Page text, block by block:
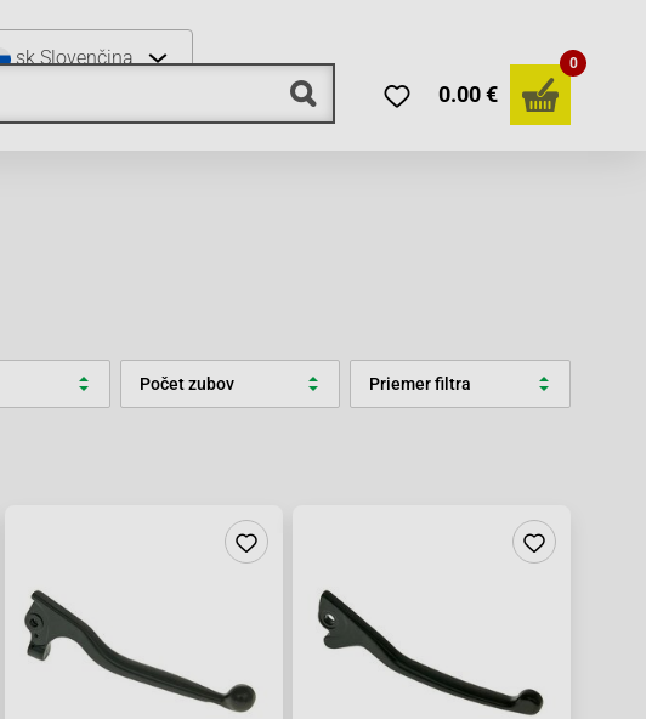
sk Slovenčina
0.00 €
0
Počet zubov Priemer filtra